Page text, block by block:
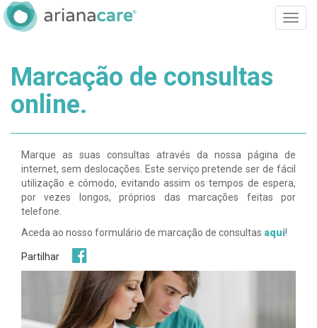
Toggle
Marcação de consultas
online.
Marque as suas consultas através da nossa página de
internet, sem deslocações. Este serviço pretende ser de fácil
utilização e cómodo, evitando assim os tempos de espera,
por vezes longos, próprios das marcações feitas por
telefone.
Aceda ao nosso formulário de marcação de consultas aqui!
Partilhar